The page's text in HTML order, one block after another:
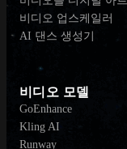
비디오 업스케일러
AI 댄스 생성기
비디오 모델
GoEnhance
Kling AI
Runway